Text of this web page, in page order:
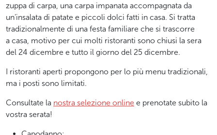
zuppa di carpa, una carpa impanata accompagnata da
un’insalata di patate e piccoli dolci fatti in casa. Si tratta
tradizionalmente di una festa familiare che si trascorre
a casa, motivo per cui molti ristoranti sono chiusi la sera
del 24 dicembre e tutto il giorno del 25 dicembre.
I ristoranti aperti propongono per lo più menu tradizionali,
ma i posti sono limitati.
Consultate la nostra selezione online e prenotate subito la
vostra serata!